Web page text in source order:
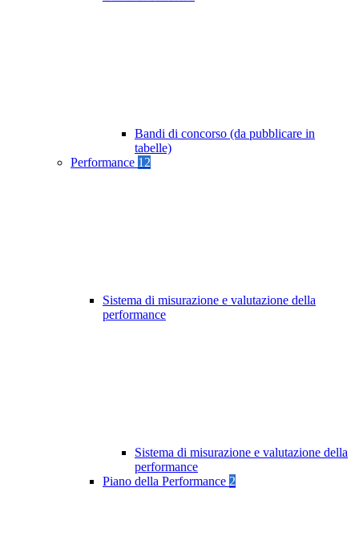
Bandi di concorso (da pubblicare in
tabelle)
Performance 12
Sistema di misurazione e valutazione della
performance
Sistema di misurazione e valutazione della
performance
Piano della Performance 2